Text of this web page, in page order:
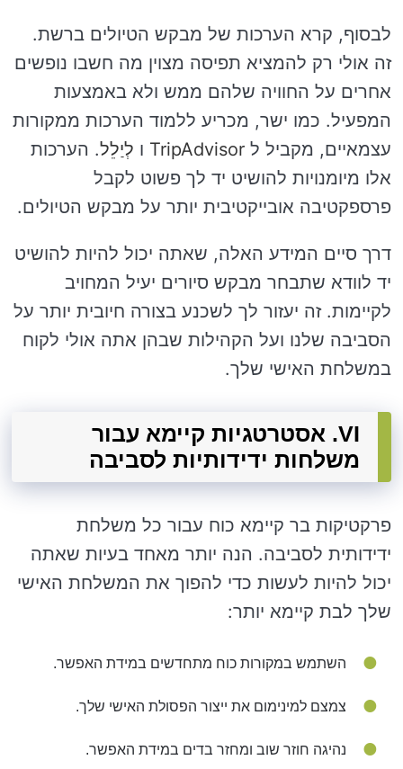
לבסוף, קרא הערכות של מבקש הטיולים ברשת.
זה אולי רק להמציא תפיסה מצוין מה חשבו נופשים
אחרים על החוויה שלהם ממש ולא באמצעות
המפעיל. כמו ישר, מכריע ללמוד הערכות ממקורות
עצמאיים, מקביל ל TripAdvisor ו לְיַלֵל. הערכות
אלו מיומנויות להושיט יד לך פשוט לקבל
פרספקטיבה אובייקטיבית יותר על מבקש הטיולים.
דרך סיים המידע האלה, שאתה יכול להיות להושיט
יד לוודא שתבחר מבקש סיורים יעיל המחויב
לקיימות. זה יעזור לך לשכנע בצורה חיובית יותר על
הסביבה שלנו ועל הקהילות שבהן אתה אולי לקוח
במשלחת האישי שלך.
VI. אסטרטגיות קיימא עבור
משלחות ידידותיות לסביבה
פרקטיקות בר קיימא כוח עבור כל משלחת
ידידותית לסביבה. הנה יותר מאחד בעיות שאתה
יכול להיות לעשות כדי להפוך את המשלחת האישי
שלך לבת קיימא יותר:
השתמש במקורות כוח מתחדשים במידת האפשר.
צמצם למינימום את ייצור הפסולת האישי שלך.
נהיגה חוזר שוב ומחזר בדים במידת האפשר.